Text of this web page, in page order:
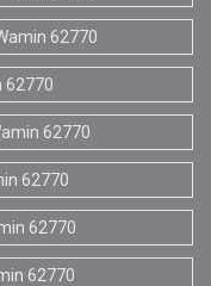
62770
62770
62770
62770
62770
62770